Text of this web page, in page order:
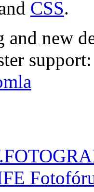
CSS.
and new